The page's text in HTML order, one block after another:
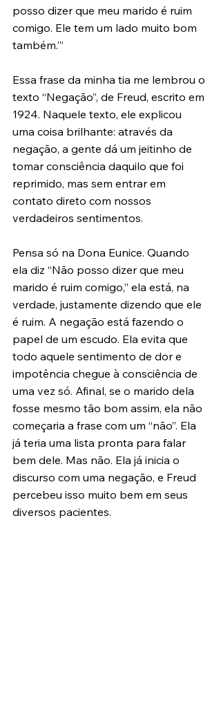
posso dizer que meu marido é ruim
comigo. Ele tem um lado muito bom
também.’”
Essa frase da minha tia me lembrou o
texto “Negação”, de Freud, escrito em
1924. Naquele texto, ele explicou
uma coisa brilhante: através da
negação, a gente dá um jeitinho de
tomar consciência daquilo que foi
reprimido, mas sem entrar em
contato direto com nossos
verdadeiros sentimentos.
Pensa só na Dona Eunice. Quando
ela diz “Não posso dizer que meu
marido é ruim comigo,” ela está, na
verdade, justamente dizendo que ele
é ruim. A negação está fazendo o
papel de um escudo. Ela evita que
todo aquele sentimento de dor e
impotência chegue à consciência de
uma vez só. Afinal, se o marido dela
fosse mesmo tão bom assim, ela não
começaria a frase com um “não”. Ela
já teria uma lista pronta para falar
bem dele. Mas não. Ela já inicia o
discurso com uma negação, e Freud
percebeu isso muito bem em seus
diversos pacientes.